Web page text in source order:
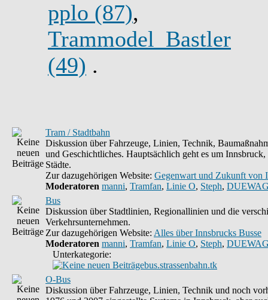
pplo (87),
Trammodel_Bastler
(49) .
Tram / Stadtbahn
Diskussion über Fahrzeuge, Linien, Technik,
und Geschichtliches. Hauptsächlich geht es um Innsbruck,
Städte.
Zur dazugehörigen Website: Gegenwart und Zukunft von
Moderatoren manni, Tramfan, Linie O, Steph,
Bus
Diskussion über Stadtlinien, Regionallinien und die
Verkehrsunternehmen.
Zur dazugehörigen Website: Alles über Innsbrucks Busse
Moderatoren manni, Tramfan, Linie O, Steph,
Unterkategorie:
bus.strassenbahn.tk
O-Bus
Diskussion über Fahrzeuge, Linien, Technik und noch